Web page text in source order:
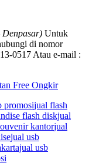
Untuk
di nomor
0517 Atau e-mail :
Free Ongkir
promosijual flash
flash diskjual
kantorjual
jual usb
jual usb